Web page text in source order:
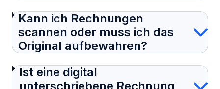
Kann ich Rechnungen
scannen oder muss ich das
Original aufbewahren?
Ist eine digital
unterschriebene Rechnung